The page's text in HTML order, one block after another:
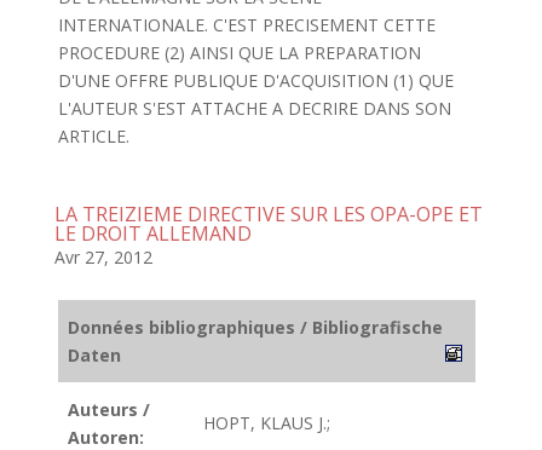
INTERNATIONALE. C'EST PRECISEMENT CETTE
PROCEDURE (2) AINSI QUE LA PREPARATION
D'UNE OFFRE PUBLIQUE D'ACQUISITION (1) QUE
L'AUTEUR S'EST ATTACHE A DECRIRE DANS SON
ARTICLE.
LA TREIZIEME DIRECTIVE SUR LES OPA-OPE ET
LE DROIT ALLEMAND
Avr 27, 2012
Données bibliographiques / Bibliografische
Daten
Auteurs /
Autoren:
HOPT, KLAUS J.;